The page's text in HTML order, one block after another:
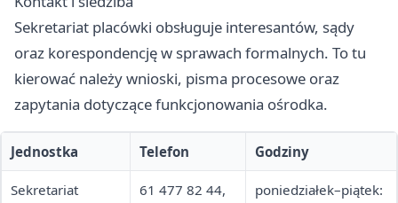
Sekretariat placówki obsługuje interesantów, sądy
oraz korespondencję w sprawach formalnych. To tu
kierować należy wnioski, pisma procesowe oraz
zapytania dotyczące funkcjonowania ośrodka.
Jednostka Telefon Godziny
Sekretariat
61 477 82 44,
poniedziałek–piątek: